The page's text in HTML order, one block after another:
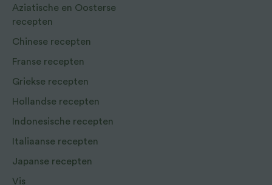
Aziatische en Oosterse
recepten
Chinese recepten
Franse recepten
Griekse recepten
Hollandse recepten
Indonesische recepten
Italiaanse recepten
Japanse recepten
Vis